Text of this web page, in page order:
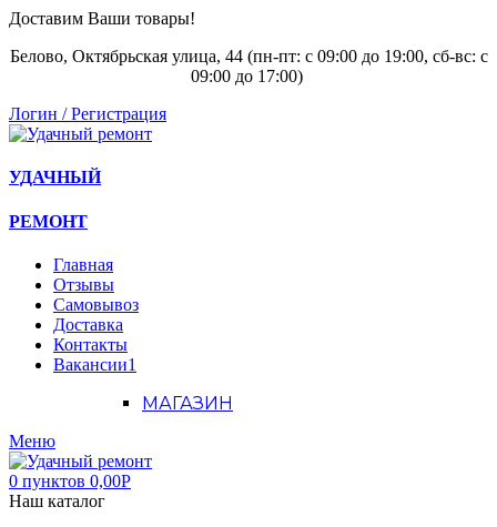
Доставим Ваши товары!
Белово, Октябрьская улица, 44 (пн-пт: с 09:00 до 19:00, сб-вс: с
09:00 до 17:00)
Логин / Регистрация
УДАЧНЫЙ
РЕМОНТ
Главная
Отзывы
Самовывоз
Доставка
Контакты
Вакансии1
МАГАЗИН
Меню
0 пунктов 0,00Р
Наш каталог